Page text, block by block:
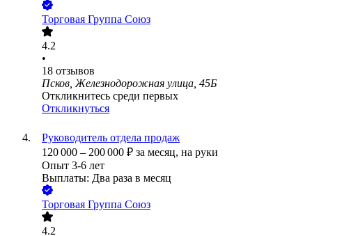
Торговая Группа Союз
4.2
•
18 отзывов
Псков, Железнодорожная улица, 45Б
Откликнитесь среди первых
Откликнуться
Руководитель отдела продаж
120 000 – 200 000 ₽ за месяц, на руки
Опыт 3-6 лет
Выплаты: Два раза в месяц
Торговая Группа Союз
4.2